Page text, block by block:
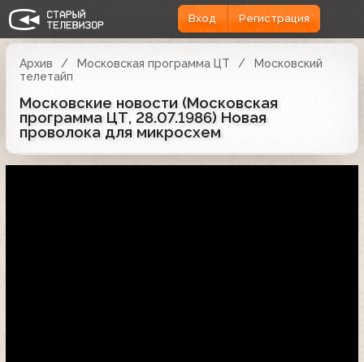
Вход Регистрация
Архив Московская программа ЦТ
Московский
телетайп
Московские новости (Московская
программа ЦТ, 28.07.1986) Новая
проволока для микросхем